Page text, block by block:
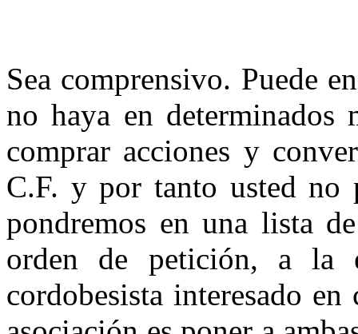
Sea comprensivo. Puede
no haya en determinados
comprar acciones y
C.F. y por tanto usted no
pondremos en una lista
orden de petición, a la
cordobesista interesado